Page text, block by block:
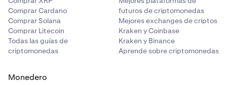
Comprar Cardano
Comprar Solana
Comprar Litecoin
Todas las guías de
criptomonedas
futuros de criptomonedas
Mejores exchanges de criptos
Kraken y Coinbase
Kraken y Binance
Aprende sobre criptomonedas
Monedero